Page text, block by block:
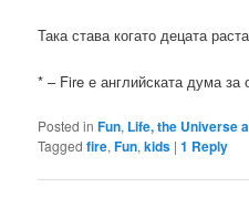
Така става когато децата
* – Fire е английската дума за
Posted in Fun, Life, the Universe
Tagged fire,Fun,kids |1 Reply